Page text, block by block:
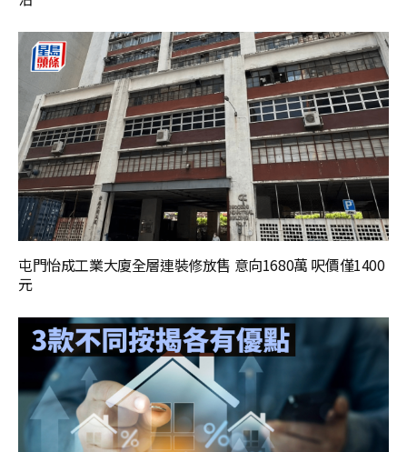
屯門怡成工業大廈全層連裝修放售 意向1680萬 呎價僅1400
元